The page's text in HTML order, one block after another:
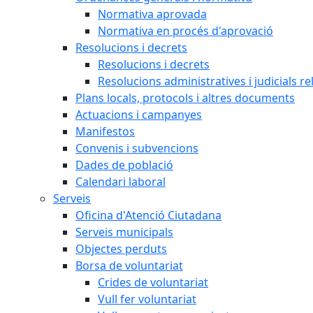
Normativa aprovada
Normativa en procés d'aprovació
Resolucions i decrets
Resolucions i decrets
Resolucions administratives i judicials
Plans locals, protocols i altres documents
Actuacions i campanyes
Manifestos
Convenis i subvencions
Dades de població
Calendari laboral
Serveis
Oficina d'Atenció Ciutadana
Serveis municipals
Objectes perduts
Borsa de voluntariat
Crides de voluntariat
Vull fer voluntariat